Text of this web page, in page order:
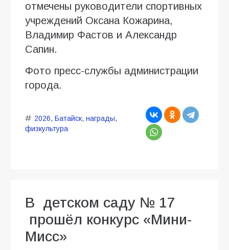
отмечены руководители спортивных
учреждений Оксана Кожарина,
Владимир Фастов и Александр
Сапин.
Фото пресс-службы администрации
города.
2026, Батайск, награды,
физкультура
В детском саду № 17
прошёл конкурс «Мини-
Мисс»